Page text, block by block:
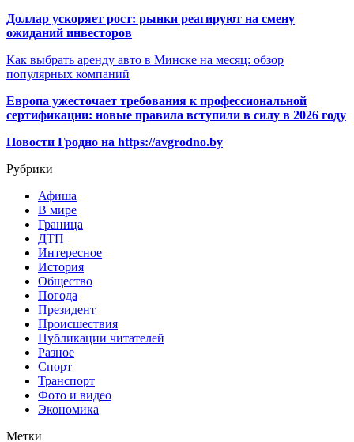
Доллар ускоряет рост: рынки реагируют на смену
ожиданий инвесторов
Как выбрать аренду авто в Минске на месяц: обзор
популярных компаний
Европа ужесточает требования к профессиональной
сертификации: новые правила вступили в силу в 2026 году
Новости Гродно на https://avgrodno.by
Рубрики
Афиша
В мире
Граница
ДТП
Интересное
История
Общество
Погода
Президент
Происшествия
Публикации читателей
Разное
Спорт
Транспорт
Фото и видео
Экономика
Метки